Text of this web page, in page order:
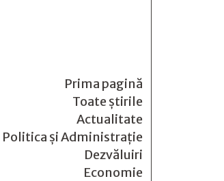
Prima pagină
Toate știrile
Actualitate
Politica și Administrație
Dezvăluiri
Economie